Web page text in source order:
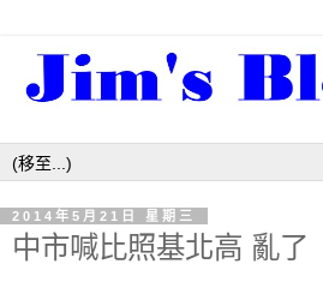
2014年5月21日 星期三
中市喊比照基北高 亂了